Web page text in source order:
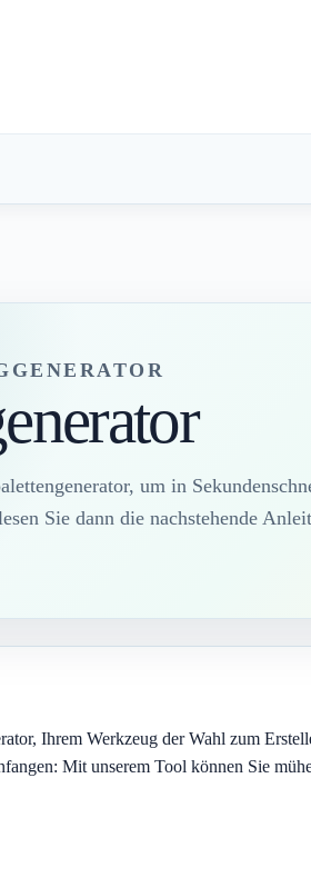
um in
Sie dann die nachstehende
Ihrem Werkzeug der Wahl zum
Mit unserem Tool können Sie